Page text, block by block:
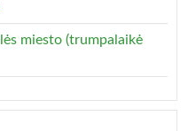
miesto (trumpalaikė